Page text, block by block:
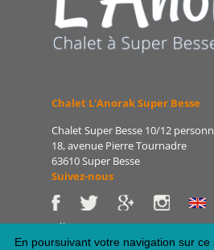
Chalet L'Anorak Super Besse
Chalet Super Besse 10/12
18, avenue Pierre Tournadre
63610 Super Besse
Suivez-nous
Tél : 06 86 75 47 66
E-mail : patrice@lanorak.com
En poursuivant votre navigation sur ce